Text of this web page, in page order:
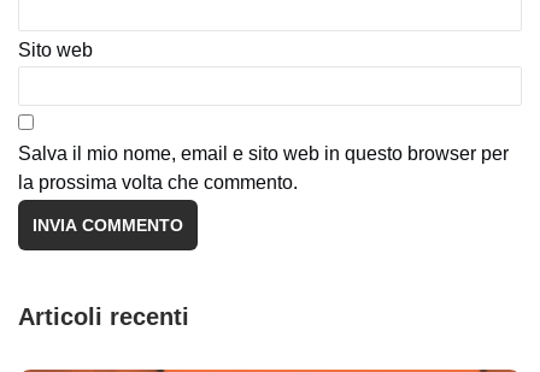
Sito web
Salva il mio nome, email e sito web in questo browser per
la prossima volta che commento.
Articoli recenti